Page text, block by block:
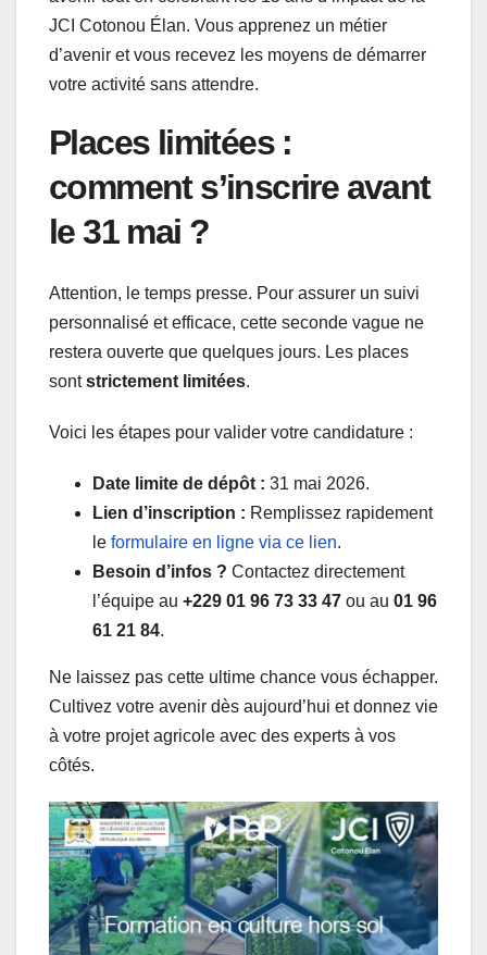
JCI Cotonou Élan. Vous apprenez un métier
d’avenir et vous recevez les moyens de démarrer
votre activité sans attendre.
Places limitées :
comment s’inscrire avant
le 31 mai ?
Attention, le temps presse. Pour assurer un suivi
personnalisé et efficace, cette seconde vague ne
restera ouverte que quelques jours. Les places
sontstrictement limitées.
Voici les étapes pour valider votre candidature :
Date limite de dépôt : 31 mai 2026.
Lien d’inscription : Remplissez rapidement
le formulaire en ligne via ce lien.
Besoin d’infos ? Contactez directement
l’équipe au +229 01 96 73 33 47 ou au 01 96
61 21 84.
Ne laissez pas cette ultime chance vous échapper.
Cultivez votre avenir dès aujourd’hui et donnez vie
à votre projet agricole avec des experts à vos
côtés.